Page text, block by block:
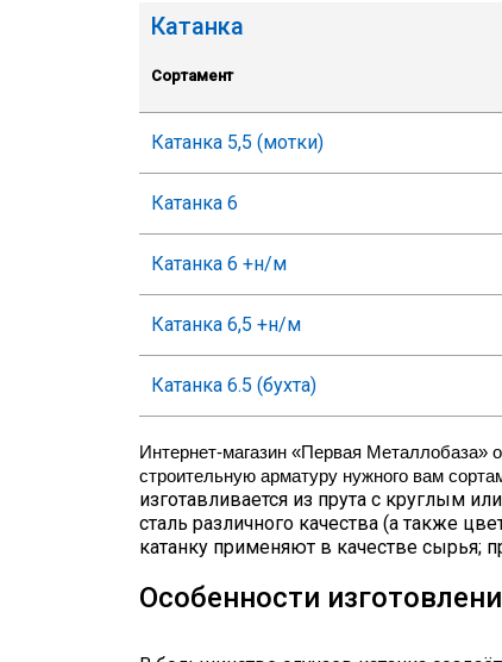
Катанка
Сортамент
Катанка 5,5 (мотки)
Катанка 6
Катанка 6 +н/м
Катанка 6,5 +н/м
Катанка 6.5 (бухта)
Интернет-магазин «Первая Металлобаза»
строительную арматуру нужного вам
изготавливается из прута с круглым
сталь различного качества (а также
катанку применяют в качестве сырья;
Особенности